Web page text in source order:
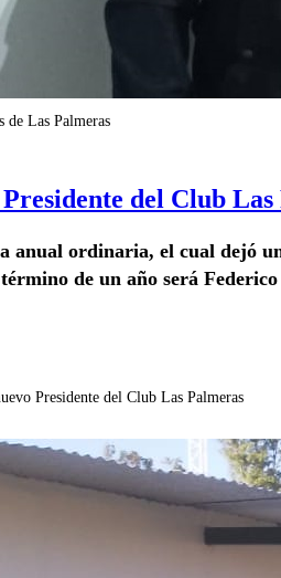
de Las Palmeras
del Club Las
anual ordinaria, el cual dejó
de un año será
Presidente del Club Las Palmeras